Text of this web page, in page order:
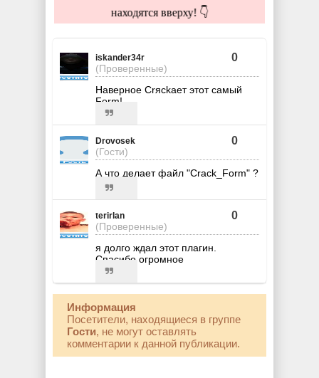
находятся вверху! 👇
iskander34r
(Проверенные)
0
Наверное Crяckaет этот самый
Form!
Drovosek
(Гости)
0
А что делает файл "Crack_Form" ?
terirlan
(Проверенные)
0
я долго ждал этот плагин.
Спасибо огромное
Информация
Посетители, находящиеся в группе
Гости, не могут оставлять
комментарии к данной публикации.